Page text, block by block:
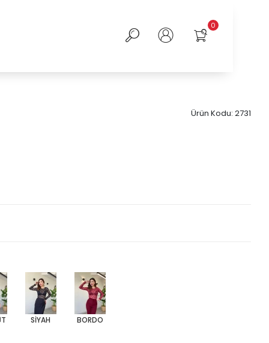
0
Ürün Kodu: 2731
SİYAH BORDO